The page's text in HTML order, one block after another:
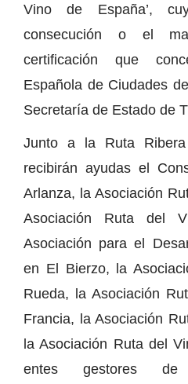
Vino de España’,
consecución o el
certificación que
Española de Ciudades
Secretaría de Estado de
Junto a la Ruta
recibirán ayudas el
Arlanza, la Asociación
Asociación Ruta del
Asociación para el
en El Bierzo, la
Rueda, la Asociación
Francia, la Asociación
la Asociación Ruta del
entes gestores de